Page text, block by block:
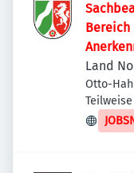
Bereich
Land
Otto-